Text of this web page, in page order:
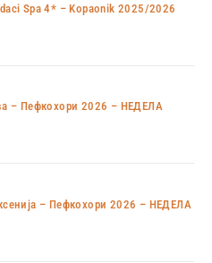
Spa 4* – Kopaonik 2025/2026
– Пефкохори 2026 – НЕДЕЛА
– Пефкохори 2026 – НЕДЕЛА